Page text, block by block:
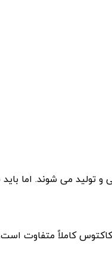
و تولید می شوند. اما
کاملاً متفاوت